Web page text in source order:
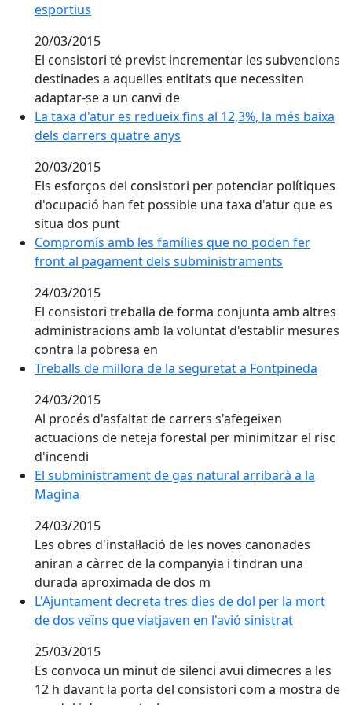
esportius
20/03/2015
El consistori té previst incrementar les subvencions
destinades a aquelles entitats que necessiten
adaptar-se a un canvi de
La taxa d'atur es redueix fins al 12,3%, la més baixa
La taxa d'atur es redueix fins al 12,3%, la més baixa
dels darrers quatre anys
20/03/2015
Els esforços del consistori per potenciar polítiques
d'ocupació han fet possible una taxa d'atur que es
situa dos punt
Compromís amb les famílies que no poden fer front
Compromís amb les famílies que no poden fer
front al pagament dels subministraments
24/03/2015
El consistori treballa de forma conjunta amb altres
administracions amb la voluntat d'establir mesures
contra la pobresa en
Treballs de millora de la seguretat a Fontpineda
Treballs de millora de la seguretat a Fontpineda
24/03/2015
Al procés d'asfaltat de carrers s'afegeixen
actuacions de neteja forestal per minimitzar el risc
d'incendi
El subministrament de gas natural arribarà a la
El subministrament de gas natural arribarà a la
Magina
24/03/2015
Les obres d'instal·lació de les noves canonades
aniran a càrrec de la companyia i tindran una
durada aproximada de dos m
L'Ajuntament decreta tres dies de dol per la mort de
L'Ajuntament decreta tres dies de dol per la mort
de dos veïns que viatjaven en l'avió sinistrat
25/03/2015
Es convoca un minut de silenci avui dimecres a les
12 h davant la porta del consistori com a mostra de